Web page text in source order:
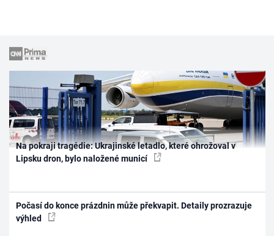
Na pokraji tragédie: Ukrajinské letadlo, které ohrožoval v
Lipsku dron, bylo naložené municí
Počasí do konce prázdnin může překvapit. Detaily prozrazuje
výhled